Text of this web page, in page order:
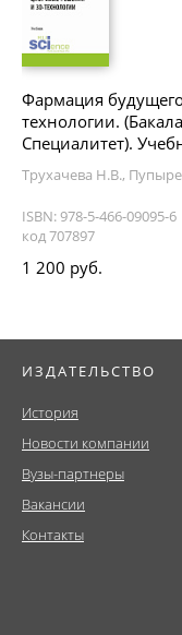
Фармация
технологии.
Специалитет).
Трухачева Н.В.,
ISBN: 978-5-466-09095-6
код 707897
1 200 руб.
ИЗДАТЕЛЬСТВО
История
Новости компании
Вузы-партнеры
Вакансии
Контакты